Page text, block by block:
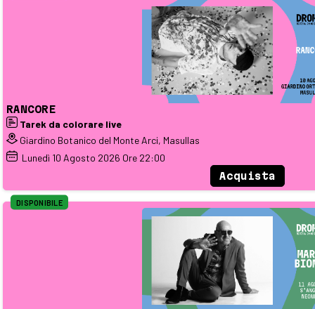
RANCORE
Tarek da colorare live
Giardino Botanico del Monte Arci, Masullas
Lunedì 10 Agosto 2026 Ore 22:00
Acquista
DISPONIBILE